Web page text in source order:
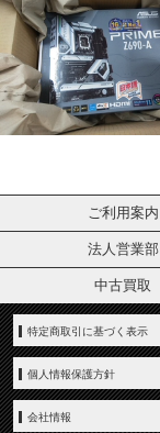
ご利用案内
法人営業部
中古買取
特定商取引に基づく表示
個人情報保護方針
会社情報